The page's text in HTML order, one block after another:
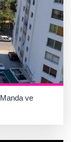
ve